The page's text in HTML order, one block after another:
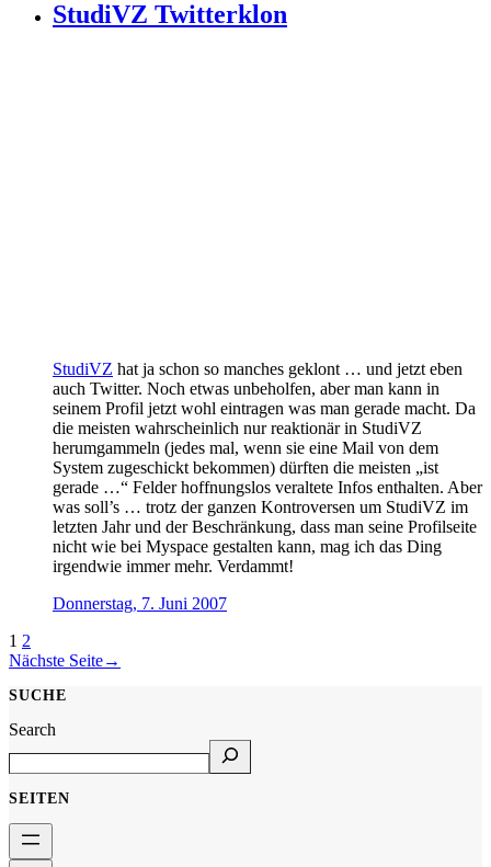
StudiVZ Twitterklon
StudiVZ hat ja schon so manches geklont … und jetzt eben
auch Twitter. Noch etwas unbeholfen, aber man kann in
seinem Profil jetzt wohl eintragen was man gerade macht. Da
die meisten wahrscheinlich nur reaktionär in StudiVZ
herumgammeln (jedes mal, wenn sie eine Mail von dem
System zugeschickt bekommen) dürften die meisten „ist
gerade …“ Felder hoffnungslos veraltete Infos enthalten. Aber
was soll’s … trotz der ganzen Kontroversen um StudiVZ im
letzten Jahr und der Beschränkung, dass man seine Profilseite
nicht wie bei Myspace gestalten kann, mag ich das Ding
irgendwie immer mehr. Verdammt!
Donnerstag, 7. Juni 2007
1 2
Nächste Seite→
SUCHE
Search
SEITEN